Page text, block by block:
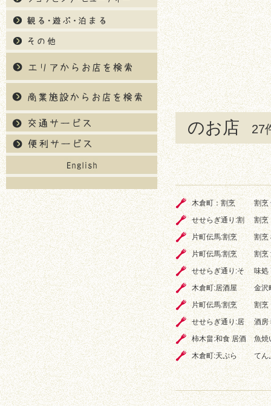
のお店 27
木倉町：割烹
割烹
せせらぎ通り:割
割烹
片町伝馬:割烹
割烹
片町伝馬:割烹
割烹
せせらぎ通り:そ
味処
木倉町:居酒屋
金沢
片町伝馬:割烹
割烹
せせらぎ通り:居
酒房
柿木畠:和食 居酒
魚焼
木倉町:天ぷら
てん